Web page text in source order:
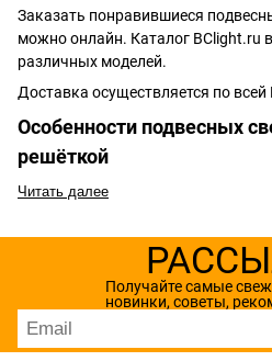
Заказать понравившиеся
можно онлайн. Каталог BClight.ru
различных моделей.
Доставка осуществляется по всей
Особенности подвесных
решёткой
Читать далее
Получайте самые
новинки, советы,